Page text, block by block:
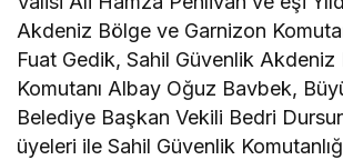
Akdeniz Bölge ve Garnizon
Fuat Gedik, Sahil Güvenlik Akdeniz
Komutanı Albay Oğuz Bavbek,
Belediye Başkan Vekili Bedri
üyeleri ile Sahil Güvenlik